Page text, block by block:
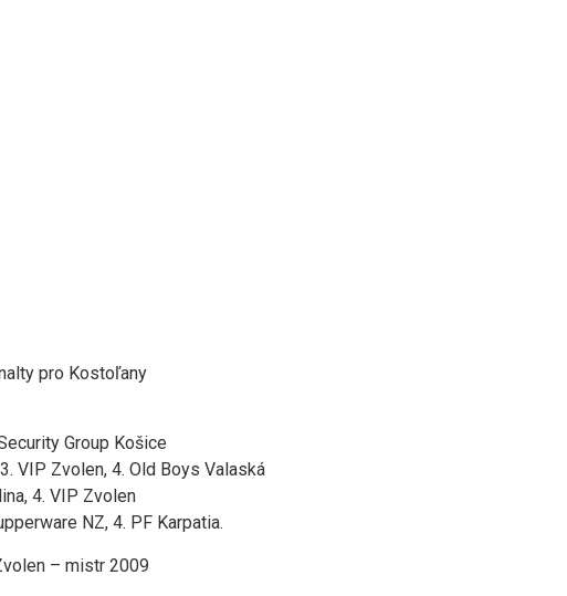
pro Kostoľany
Group Košice
VIP Zvolen, 4. Old Boys Valaská
4. VIP Zvolen
NZ, 4. PF Karpatia.
– mistr 2009